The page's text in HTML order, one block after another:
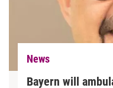
News
Bayern will